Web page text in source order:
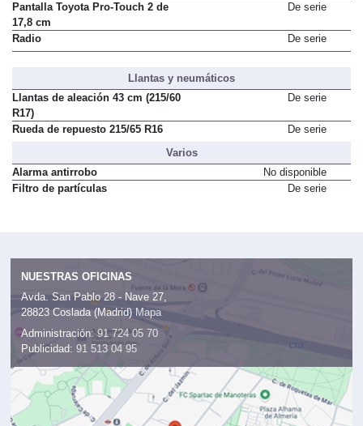
Pantalla Toyota Pro-Touch 2 de
17,8 cm
De serie
Radio De serie
Llantas y neumáticos
Llantas de aleación 43 cm (215/60
R17)
De serie
Rueda de repuesto 215/65 R16
De serie
Varios
Alarma antirrobo
No disponible
Filtro de partículas
De serie
NUESTRAS OFICINAS
Avda. San Pablo 28 - Nave 27,
28823 Coslada (Madrid) Mapa
Administración: 91 724 05 70
Publicidad: 91 513 04 95